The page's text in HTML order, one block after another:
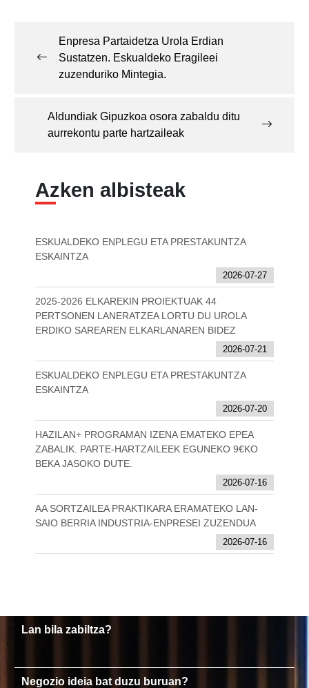
Enpresa Partaidetza Urola Erdian
Sustatzen. Eskualdeko Eragileei
zuzenduriko Mintegia.
Aldundiak Gipuzkoa osora zabaldu ditu
aurrekontu parte hartzaileak
Azken albisteak
ESKUALDEKO ENPLEGU ETA PRESTAKUNTZA
ESKAINTZA
2026-07-27
2025-2026 ELKAREKIN PROIEKTUAK 44
PERTSONEN LANERATZEA LORTU DU UROLA
ERDIKO SAREAREN ELKARLANAREN BIDEZ
2026-07-21
ESKUALDEKO ENPLEGU ETA PRESTAKUNTZA
ESKAINTZA
2026-07-20
HAZILAN+ PROGRAMAN IZENA EMATEKO EPEA
ZABALIK. PARTE-HARTZAILEEK EGUNEKO 9€KO
BEKA JASOKO DUTE.
2026-07-16
AA SORTZAILEA PRAKTIKARA ERAMATEKO LAN-
SAIO BERRIA INDUSTRIA-ENPRESEI ZUZENDUA
2026-07-16
Lan bila zabiltza?
Negozio ideia bat duzu buruan?